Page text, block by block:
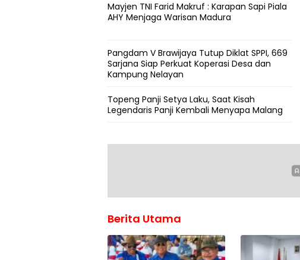
Mayjen TNI Farid Makruf : Karapan Sapi Piala
AHY Menjaga Warisan Madura
Pangdam V Brawijaya Tutup Diklat SPPI, 669
Sarjana Siap Perkuat Koperasi Desa dan
Kampung Nelayan
Topeng Panji Setya Laku, Saat Kisah
Legendaris Panji Kembali Menyapa Malang
Berita Utama